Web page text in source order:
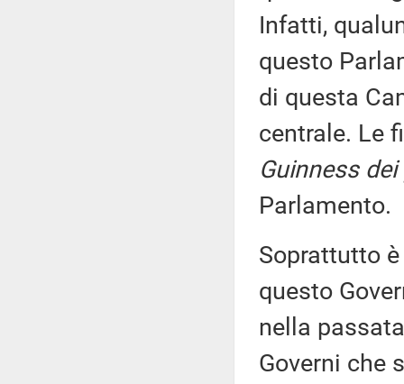
Infatti,
questo
di questa
centrale. Le
Guinness
Parlamento.
Soprattutto
questo
nella
Governi che